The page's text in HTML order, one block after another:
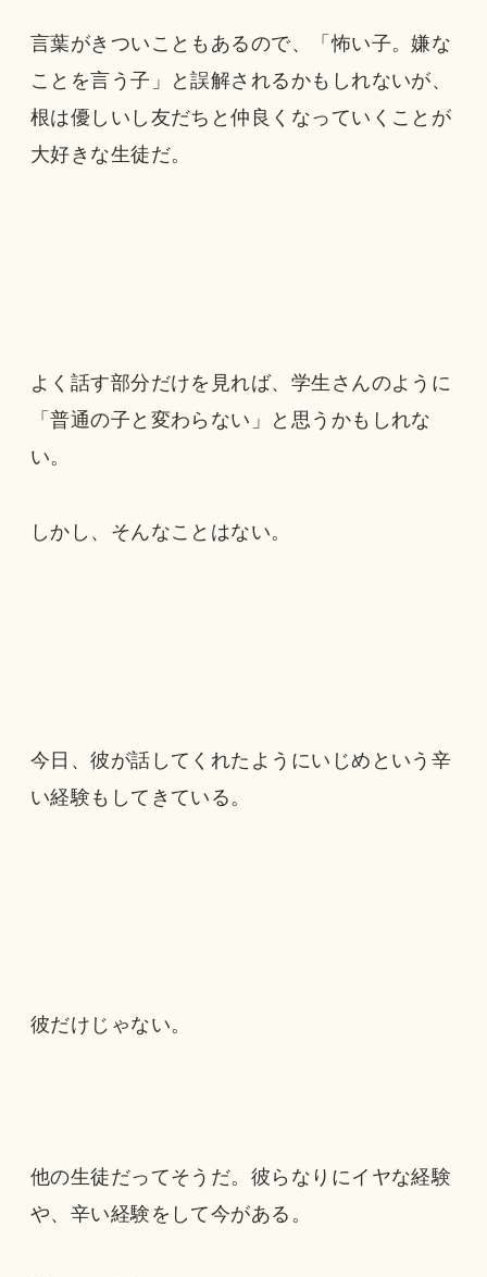
言葉がきついこともあるので、「怖い子。嫌な
ことを言う子」と誤解されるかもしれないが、
根は優しいし友だちと仲良くなっていくことが
大好きな生徒だ。
よく話す部分だけを見れば、学生さんのように
「普通の子と変わらない」と思うかもしれな
い。
しかし、そんなことはない。
今日、彼が話してくれたようにいじめという辛
い経験もしてきている。
彼だけじゃない。
他の生徒だってそうだ。彼らなりにイヤな経験
や、辛い経験をして今がある。